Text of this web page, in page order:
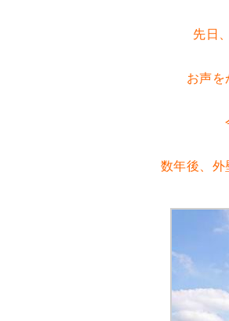
先日
お声を
数年後、外